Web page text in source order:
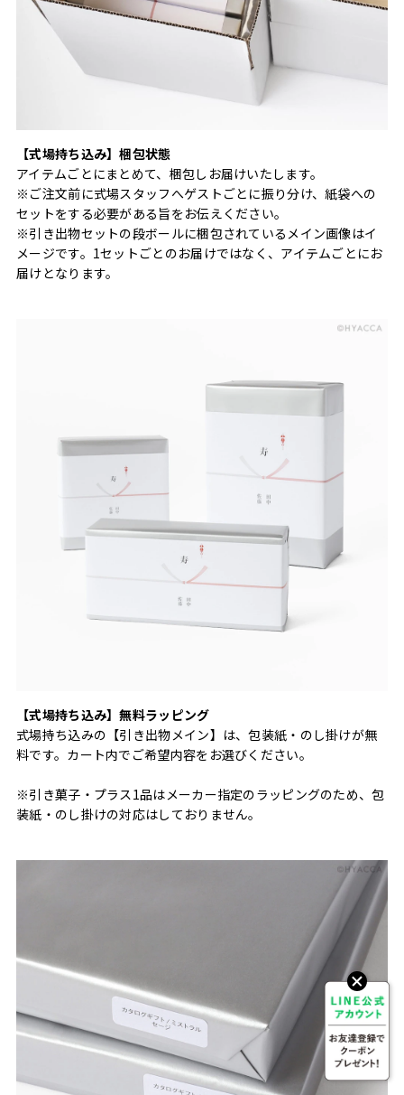
【式場持ち込み】梱包状態
アイテムごとにまとめて、梱包しお届けいたします。
※ご注文前に式場スタッフへゲストごとに振り分け、紙袋への
セットをする必要がある旨をお伝えください。
※引き出物セットの段ボールに梱包されているメイン画像はイ
メージです。1セットごとのお届けではなく、アイテムごとにお
届けとなります。
【式場持ち込み】無料ラッピング
式場持ち込みの【引き出物メイン】は、包装紙・のし掛けが無
料です。カート内でご希望内容をお選びください。
※引き菓子・プラス1品はメーカー指定のラッピングのため、包
装紙・のし掛けの対応はしておりません。